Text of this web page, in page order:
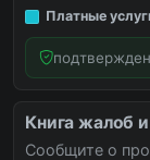
Платные
Книга жалоб
Сообщите о